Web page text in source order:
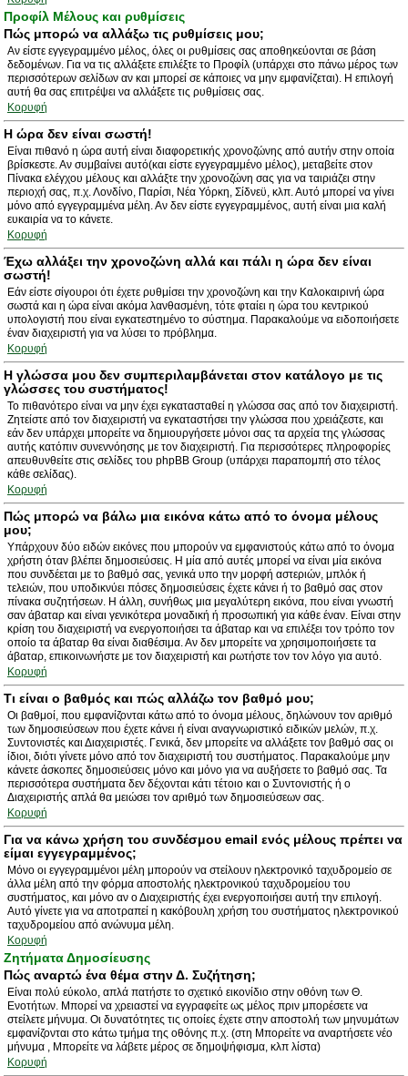
Προφίλ Μέλους και ρυθμίσεις
Πώς μπορώ να αλλάξω τις ρυθμίσεις μου;
Αν είστε εγγεγραμμένο μέλος, όλες οι ρυθμίσεις σας αποθηκεύονται σε βάση
δεδομένων. Για να τις αλλάξετε επιλέξτε το Προφίλ (υπάρχει στο πάνω μέρος των
περισσότερων σελίδων αν και μπορεί σε κάποιες να μην εμφανίζεται). Η επιλογή
αυτή θα σας επιτρέψει να αλλάξετε τις ρυθμίσεις σας.
Κορυφή
Η ώρα δεν είναι σωστή!
Είναι πιθανό η ώρα αυτή είναι διαφορετικής χρονοζώνης από αυτήν στην οποία
βρίσκεστε. Αν συμβαίνει αυτό(και είστε εγγεγραμμένο μέλος), μεταβείτε στον
Πίνακα ελέγχου μέλους και αλλάξτε την χρονοζώνη σας για να ταιριάζει στην
περιοχή σας, π.χ. Λονδίνο, Παρίσι, Νέα Υόρκη, Σίδνεϋ, κλπ. Αυτό μπορεί να γίνει
μόνο από εγγεγραμμένα μέλη. Αν δεν είστε εγγεγραμμένος, αυτή είναι μια καλή
ευκαιρία να το κάνετε.
Κορυφή
Έχω αλλάξει την χρονοζώνη αλλά και πάλι η ώρα δεν είναι
σωστή!
Εάν είστε σίγουροι ότι έχετε ρυθμίσει την χρονοζώνη και την Καλοκαιρινή ώρα
σωστά και η ώρα είναι ακόμα λανθασμένη, τότε φταίει η ώρα του κεντρικού
υπολογιστή που είναι εγκατεστημένο το σύστημα. Παρακαλούμε να ειδοποιήσετε
έναν διαχειριστή για να λύσει το πρόβλημα.
Κορυφή
Η γλώσσα μου δεν συμπεριλαμβάνεται στον κατάλογο με τις
γλώσσες του συστήματος!
Το πιθανότερο είναι να μην έχει εγκατασταθεί η γλώσσα σας από τον διαχειριστή.
Ζητείστε από τον διαχειριστή να εγκαταστήσει την γλώσσα που χρειάζεστε, και
εάν δεν υπάρχει μπορείτε να δημιουργήσετε μόνοι σας τα αρχεία της γλώσσας
αυτής κατόπιν συνεννόησης με τον διαχειριστή. Για περισσότερες πληροφορίες
απευθυνθείτε στις σελίδες του phpBB Group (υπάρχει παραπομπή στο τέλος
κάθε σελίδας).
Κορυφή
Πώς μπορώ να βάλω μια εικόνα κάτω από το όνομα μέλους
μου;
Υπάρχουν δύο ειδών εικόνες που μπορούν να εμφανιστούς κάτω από το όνομα
χρήστη όταν βλέπει δημοσιεύσεις. Η μία από αυτές μπορεί να είναι μία εικόνα
που συνδέεται με το βαθμό σας, γενικά υπο την μορφή αστεριών, μπλόκ ή
τελειών, που υποδικνύει πόσες δημοσιεύσεις έχετε κάνει ή το βαθμό σας στον
πίνακα συζητήσεων. Η άλλη, συνήθως μια μεγαλύτερη εικόνα, που είναι γνωστή
σαν άβαταρ και είναι γενικότερα μοναδική ή προσωπική για κάθε έναν. Είναι στην
κρίση του διαχειριστή να ενεργοποιήσει τα άβαταρ και να επιλέξει τον τρόπο τον
οποίο τα άβαταρ θα είναι διαθέσιμα. Αν δεν μπορείτε να χρησιμοποιήσετε τα
άβαταρ, επικοινωνήστε με τον διαχειριστή και ρωτήστε τον τον λόγο για αυτό.
Κορυφή
Τι είναι ο βαθμός και πώς αλλάζω τον βαθμό μου;
Οι βαθμοί, που εμφανίζονται κάτω από το όνομα μέλους, δηλώνουν τον αριθμό
των δημοσιεύσεων που έχετε κάνει ή είναι αναγνωριστικό ειδικών μελών, π.χ.
Συντονιστές και Διαχειριστές. Γενικά, δεν μπορείτε να αλλάξετε τον βαθμό σας οι
ίδιοι, διότι γίνετε μόνο από τον διαχειριστή του συστήματος. Παρακαλούμε μην
κάνετε άσκοπες δημοσιεύσεις μόνο και μόνο για να αυξήσετε το βαθμό σας. Τα
περισσότερα συστήματα δεν δέχονται κάτι τέτοιο και ο Συντονιστής ή ο
Διαχειριστής απλά θα μειώσει τον αριθμό των δημοσιεύσεων σας.
Κορυφή
Για να κάνω χρήση του συνδέσμου email ενός μέλους πρέπει να
είμαι εγγεγραμμένος;
Μόνο οι εγγεγραμμένοι μέλη μπορούν να στείλουν ηλεκτρονικό ταχυδρομείο σε
άλλα μέλη από την φόρμα αποστολής ηλεκτρονικού ταχυδρομείου του
συστήματος, και μόνο αν ο Διαχειριστής έχει ενεργοποιήσει αυτή την επιλογή.
Αυτό γίνετε για να αποτραπεί η κακόβουλη χρήση του συστήματος ηλεκτρονικού
ταχυδρομείου από ανώνυμα μέλη.
Κορυφή
Ζητήματα Δημοσίευσης
Πώς αναρτώ ένα θέμα στην Δ. Συζήτηση;
Είναι πολύ εύκολο, απλά πατήστε το σχετικό εικονίδιο στην οθόνη των Θ.
Ενοτήτων. Μπορεί να χρειαστεί να εγγραφείτε ως μέλος πριν μπορέσετε να
στείλετε μήνυμα. Οι δυνατότητες τις οποίες έχετε στην αποστολή των μηνυμάτων
εμφανίζονται στο κάτω τμήμα της οθόνης π.χ. (στη Μπορείτε να αναρτήσετε νέο
μήνυμα , Μπορείτε να λάβετε μέρος σε δημοψήφισμα, κλπ λίστα)
Κορυφή